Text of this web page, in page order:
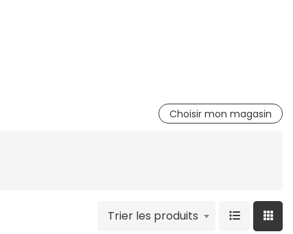
Choisir mon magasin
Trier les produits